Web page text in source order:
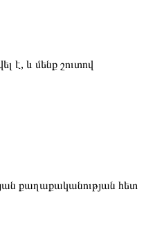
է, և մենք շուտով
քաղաքականության հետ